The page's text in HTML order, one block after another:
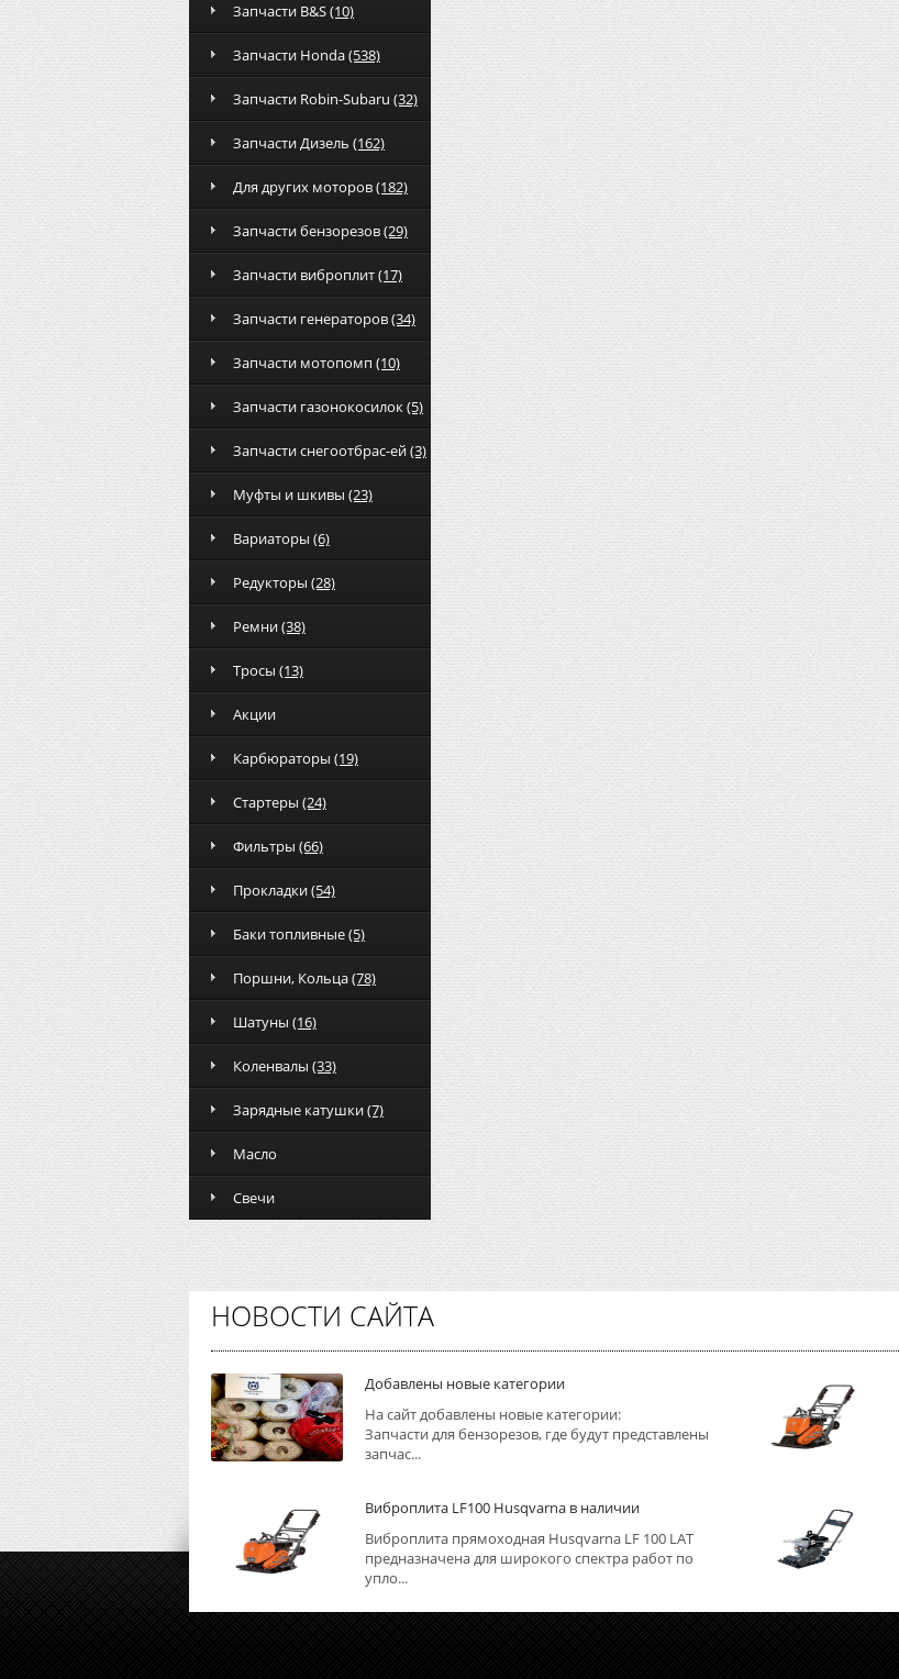
Запчасти B&S(10)
Запчасти Honda(538)
Запчасти Robin-Subaru (32)
Запчасти Дизель (162)
Для других моторов(182)
Запчасти бензорезов(29)
Запчасти виброплит(17)
Запчасти генераторов(34)
Запчасти мотопомп (10)
Запчасти газонокосилок(5)
Запчасти снегоотбрас-ей(3)
Муфты и шкивы (23)
Вариаторы (6)
Редукторы (28)
Ремни(38)
Тросы (13)
Акции
Карбюраторы (19)
Стартеры (24)
Фильтры (66)
Прокладки(54)
Баки топливные(5)
Поршни, Кольца(78)
Шатуны (16)
Коленвалы (33)
Зарядные катушки(7)
Масло
Свечи
НОВОСТИ САЙТА
Добавлены новые категории
На сайт добавлены новые категории:
Запчасти для бензорезов, где будут представлены
запчас...
Виброплита LF100 Husqvarna в наличии
Виброплита прямоходная Husqvarna LF 100 LAT
предназначена для широкого спектра работ по
упло...